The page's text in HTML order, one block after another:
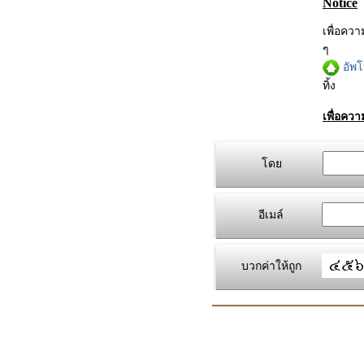
Notice
เพื่อคว
ๆ
อัพ
ทิ้ง
เพื่อคว
โดย
อีเมล์
บวกค่าให้ถูก